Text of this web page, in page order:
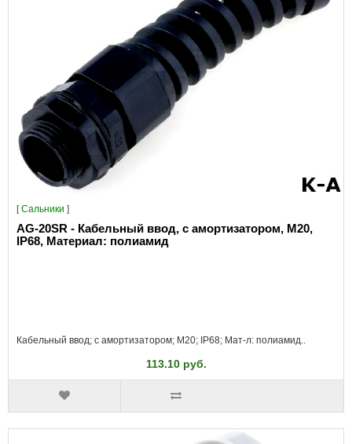
[Сальники ]
AG-20SR - Кабельный ввод, с амортизатором, M20,
IP68, Материал: полиамид
Кабельный ввод; с амортизатором; M20; IP68; Мат-л: полиамид..
113.10 руб.